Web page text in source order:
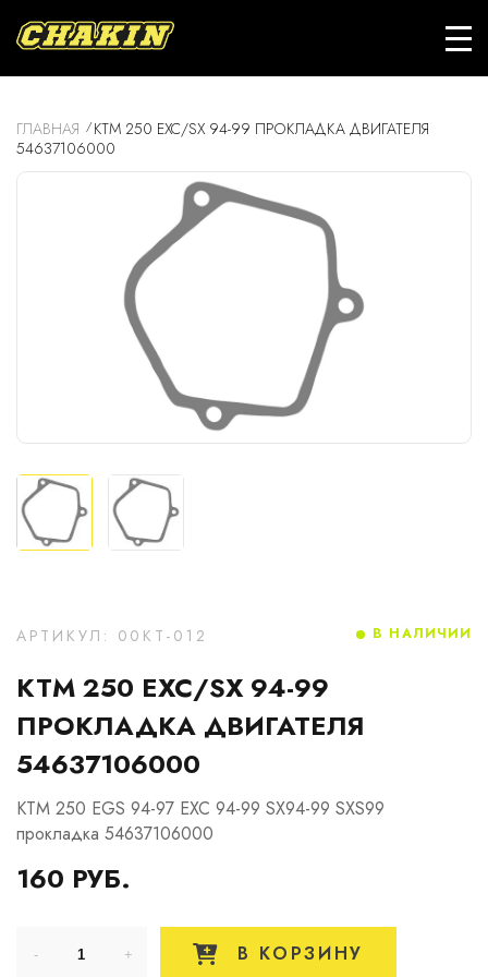
ГЛАВНАЯ
KTM 250 EXC/SX 94-99 ПРОКЛАДКА ДВИГАТЕЛЯ
54637106000
АРТИКУЛ: 00KT-012
KTM 250 EXC/SX 94-99
ПРОКЛАДКА ДВИГАТЕЛЯ
54637106000
KTM 250 EGS 94-97 EXC 94-99 SX94-99 SXS99
прокладка 54637106000
160 РУБ.
В НАЛИЧИИ
В КОРЗИНУ